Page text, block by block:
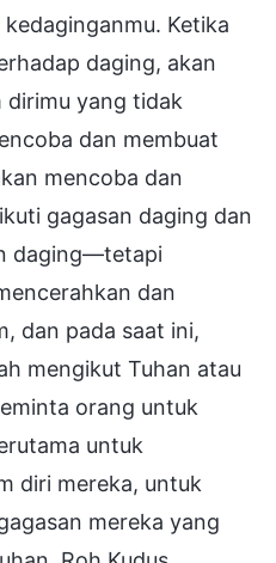
Ketika
daging, akan
dirimu yang tidak
dan membuat
mencoba dan
gagasan daging dan
daging—tetapi
dan
dan pada saat ini,
mengikut Tuhan atau
orang untuk
untuk
diri mereka, untuk
mereka yang